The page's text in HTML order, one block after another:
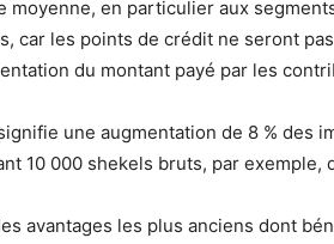
moyenne, en particulier aux
car les points de crédit ne seront
du montant payé par les
une augmentation de 8 % des
10 000 shekels bruts, par
avantages les plus anciens dont